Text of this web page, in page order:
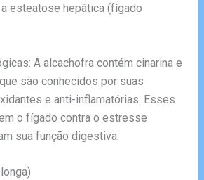
esteatose hepática (fígado
A alcachofra contém cinarina e
são conhecidos por suas
e anti-inflamatórias. Esses
o fígado contra o estresse
sua função digestiva.